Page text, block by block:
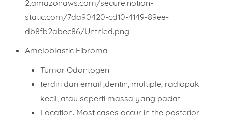
Ameloblastic Fibroma
Tumor Odontogen
terdiri dari email ,dentin, multiple, radiopak
kecil, atau seperti massa yang padat
Location. Most cases occur in the posterior
Name
Mobile Phone Number